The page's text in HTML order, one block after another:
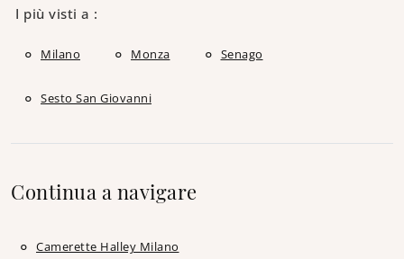
I più visti a :
Milano Monza Senago
Sesto San Giovanni
Continua a navigare
Camerette Halley Milano